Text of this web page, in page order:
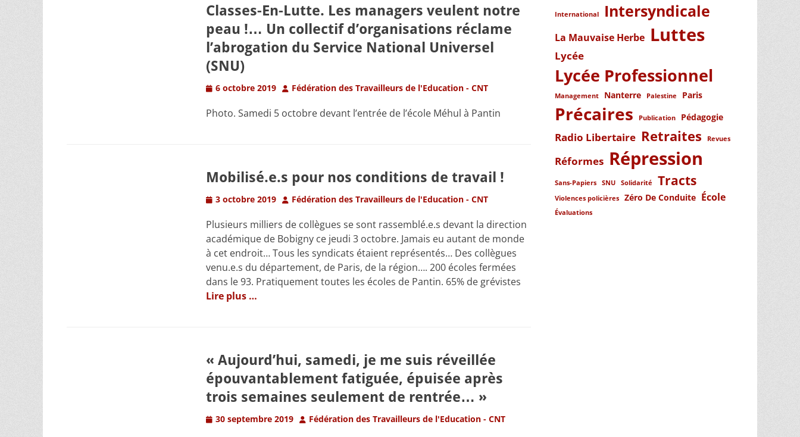
Classes-En-Lutte. Les managers veulent notre
peau !… Un collectif d’organisations réclame
l’abrogation du Service National Universel
(SNU)
Posted
6 octobre 2019 Author
Fédération des Travailleurs de l'Education - CNT
Photo. Samedi 5 octobre devant l’entrée de l’école Méhul à Pantin
Mobilisé.e.s pour nos conditions de travail !
Posted
3 octobre 2019 Author
Fédération des Travailleurs de l'Education - CNT
Plusieurs milliers de collègues se sont rassemblé.e.s devant la direction
académique de Bobigny ce jeudi 3 octobre. Jamais eu autant de monde
à cet endroit… Tous les syndicats étaient représentés… Des collègues
venu.e.s du département, de Paris, de la région…. 200 écoles fermées
dans le 93. Pratiquement toutes les écoles de Pantin. 65% de grévistes
Lire plus …
« Aujourd’hui, samedi, je me suis réveillée
épouvantablement fatiguée, épuisée après
trois semaines seulement de rentrée… »
Posted
30 septembre 2019 Author
Fédération des Travailleurs de l'Education - CNT
International Intersyndicale
La Mauvaise Herbe Luttes
Lycée
Lycée Professionnel
Management Nanterre Palestine Paris
Précaires Publication Pédagogie
Radio Libertaire Retraites Revues
Réformes Répression
Sans-Papiers SNU Solidarité Tracts
Violences policières Zéro De Conduite École
Évaluations